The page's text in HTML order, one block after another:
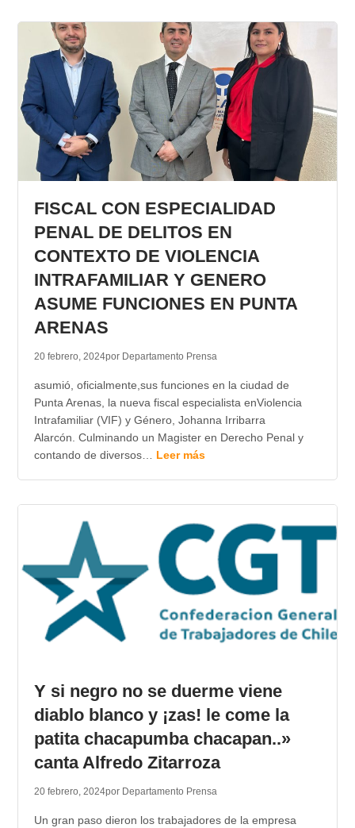
FISCAL CON ESPECIALIDAD
PENAL DE DELITOS EN
CONTEXTO DE VIOLENCIA
INTRAFAMILIAR Y GENERO
ASUME FUNCIONES EN PUNTA
ARENAS
20 febrero, 2024por Departamento Prensa
asumió, oficialmente,sus funciones en la ciudad de
Punta Arenas, la nueva fiscal especialista enViolencia
Intrafamiliar (VIF) y Género, Johanna Irribarra
Alarcón. Culminando un Magister en Derecho Penal y
contando de diversos… Leer más
Y si negro no se duerme viene
diablo blanco y ¡zas! le come la
patita chacapumba chacapan..»
canta Alfredo Zitarroza
20 febrero, 2024por Departamento Prensa
Un gran paso dieron los trabajadores de la empresa